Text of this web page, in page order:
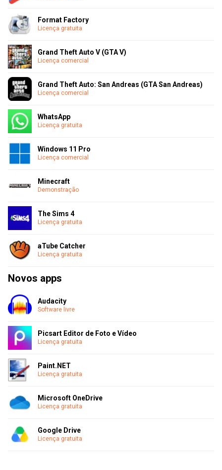
Format Factory
Licença gratuita
Grand Theft Auto V (GTA V)
Licença comercial
Grand Theft Auto: San Andreas (GTA San Andreas)
Licença comercial
WhatsApp
Licença gratuita
Windows 11 Pro
Licença comercial
Minecraft
Demonstração
The Sims 4
Licença gratuita
aTube Catcher
Licença gratuita
Novos apps
Audacity
Software livre
Picsart Editor de Foto e Vídeo
Licença gratuita
Paint.NET
Licença gratuita
Microsoft OneDrive
Licença gratuita
Google Drive
Licença gratuita